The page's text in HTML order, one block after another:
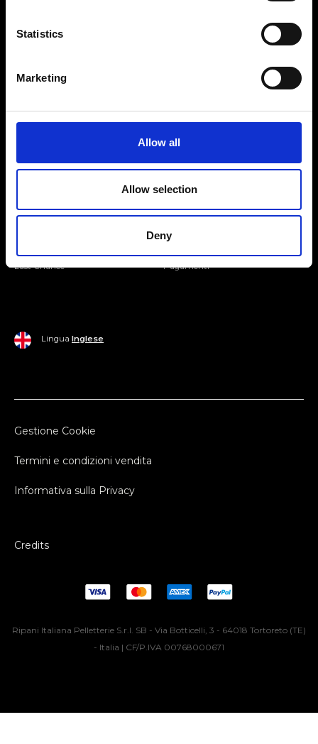
Statistics
Marketing
Allow all
Allow selection
Deny
Mondo Ripani
Uomo
Last Chance
Mondo Ripani
Spedizione e Consegna
Policy di Reso
Pagamenti
Lingua Inglese
Gestione Cookie
Termini e condizioni vendita
Informativa sulla Privacy
Credits
Ripani Italiana Pelletterie S.r.l. SB - Via Botticelli, 3 - 64018 Tortoreto (TE)
- Italia | CF/P.IVA 00768000671